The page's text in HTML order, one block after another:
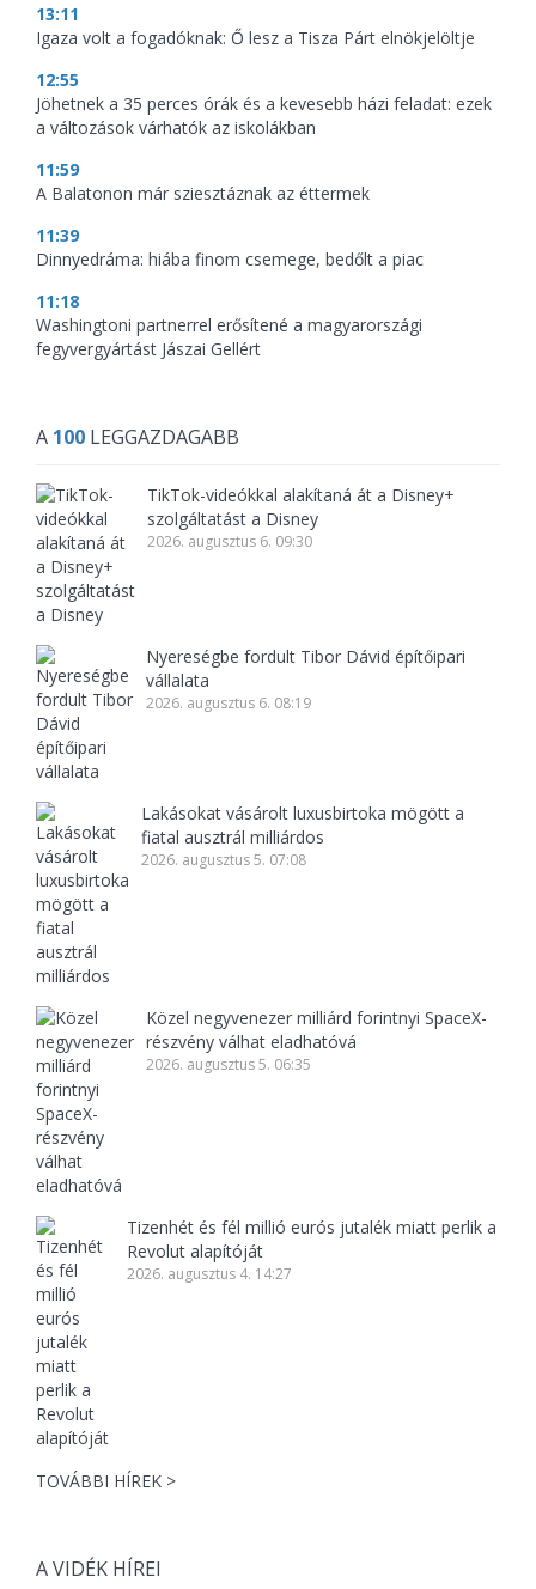
13:11
Igaza volt a fogadóknak: Ő lesz a Tisza Párt elnökjelöltje
12:55
Jöhetnek a 35 perces órák és a kevesebb házi feladat: ezek
a változások várhatók az iskolákban
11:59
A Balatonon már sziesztáznak az éttermek
11:39
Dinnyedráma: hiába finom csemege, bedőlt a piac
11:18
Washingtoni partnerrel erősítené a magyarországi
fegyvergyártást Jászai Gellért
A 100 LEGGAZDAGABB
TikTok-videókkal alakítaná át a Disney+
szolgáltatást a Disney
2026. augusztus 6. 09:30
Nyereségbe fordult Tibor Dávid építőipari
vállalata
2026. augusztus 6. 08:19
Lakásokat vásárolt luxusbirtoka mögött a
fiatal ausztrál milliárdos
2026. augusztus 5. 07:08
Közel negyvenezer milliárd forintnyi SpaceX-
részvény válhat eladhatóvá
2026. augusztus 5. 06:35
Tizenhét és fél millió eurós jutalék miatt perlik a
Revolut alapítóját
2026. augusztus 4. 14:27
TOVÁBBI HÍREK >
A VIDÉK HÍREI